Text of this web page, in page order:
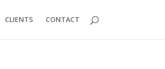
CLIENTS CONTACT